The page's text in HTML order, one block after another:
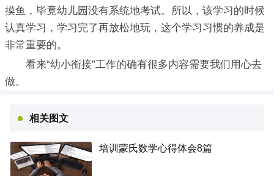
摸鱼，毕竟幼儿园没有系统地考试。所以，该学习的时候
认真学习，学习完了再放松地玩，这个学习习惯的养成是
非常重要的。
看来“幼小衔接”工作的确有很多内容需要我们用心去
做。
相关图文
培训蒙氏数学心得体会8篇